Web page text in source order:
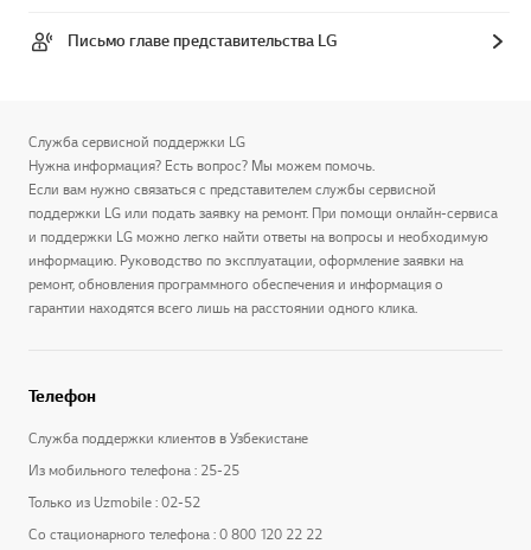
Письмо главе представительства LG
Служба сервисной поддержки LG
Нужна информация? Есть вопрос? Мы можем помочь.
Если вам нужно связаться с представителем службы сервисной
поддержки LG или подать заявку на ремонт. При помощи онлайн-сервиса
и поддержки LG можно легко найти ответы на вопросы и необходимую
информацию. Руководство по эксплуатации, оформление заявки на
ремонт, обновления программного обеспечения и информация о
гарантии находятся всего лишь на расстоянии одного клика.
Телефон
Служба поддержки клиентов в Узбекистане
Из мобильного телефона : 25-25
Только из Uzmobile : 02-52
Со стационарного телефона : 0 800 120 22 22